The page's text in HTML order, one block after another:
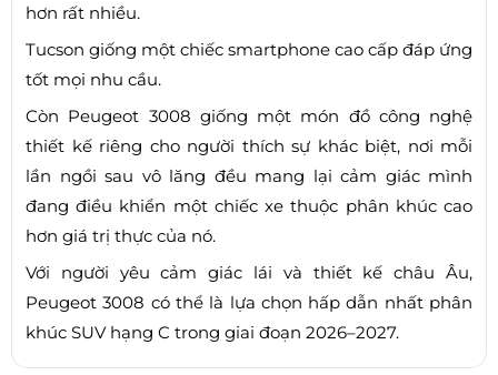
hơn rất nhiều.
Tucson giống một chiếc smartphone cao cấp đáp ứng
tốt mọi nhu cầu.
Còn Peugeot 3008 giống một món đồ công nghệ
thiết kế riêng cho người thích sự khác biệt, nơi mỗi
lần ngồi sau vô lăng đều mang lại cảm giác mình
đang điều khiển một chiếc xe thuộc phân khúc cao
hơn giá trị thực của nó.
Với người yêu cảm giác lái và thiết kế châu Âu,
Peugeot 3008 có thể là lựa chọn hấp dẫn nhất phân
khúc SUV hạng C trong giai đoạn 2026–2027.